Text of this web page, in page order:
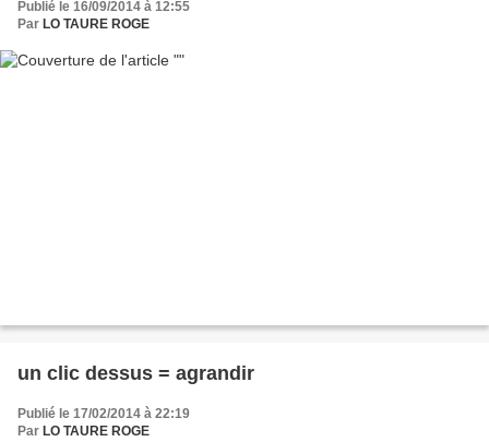
Publié le 16/09/2014 à 12:55
Par LO TAURE ROGE
un clic dessus = agrandir
Publié le 17/02/2014 à 22:19
Par LO TAURE ROGE